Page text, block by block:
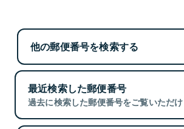
他の郵便番号を検索する
最近検索した郵便番号
過去に検索した郵便番号をご覧いただけ